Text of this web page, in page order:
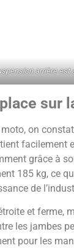
arrière est
sur
on
facilement
grâce à
185 kg, ce
de
et ferme,
les jambes
pour les